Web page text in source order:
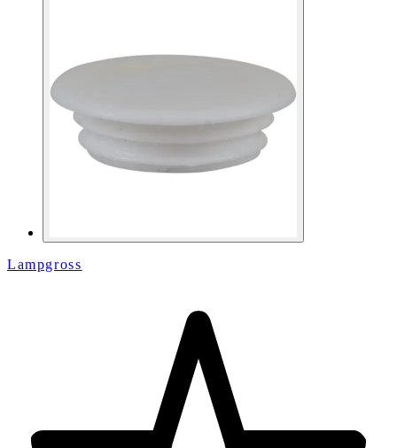
Lampgross